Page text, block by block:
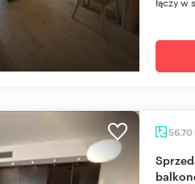
56,70
Sprzedam nowoczesne 2-pokojowe mieszkanie z